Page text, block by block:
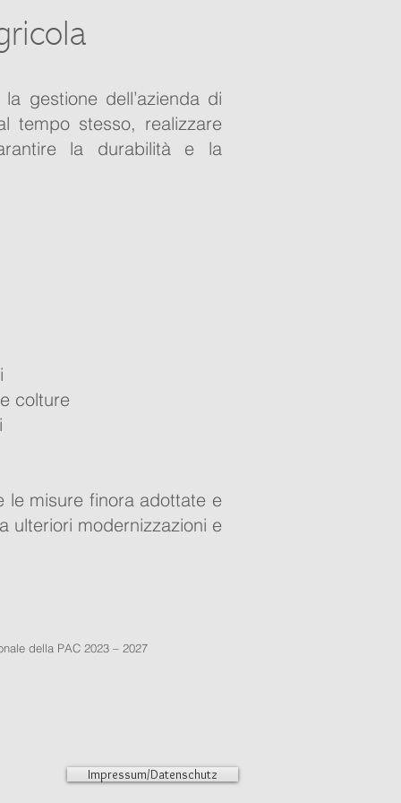
gestione dell’azienda di
tempo stesso, realizzare
la durabilità e la
colture
le misure finora adottate e
ulteriori modernizzazioni e
della PAC 2023 – 2027
Impressum/Datenschutz